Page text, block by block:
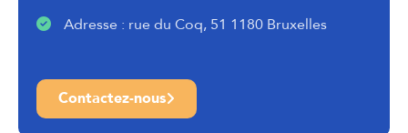
Adresse : rue du Coq, 51 1180 Bruxelles
Contactez-nous